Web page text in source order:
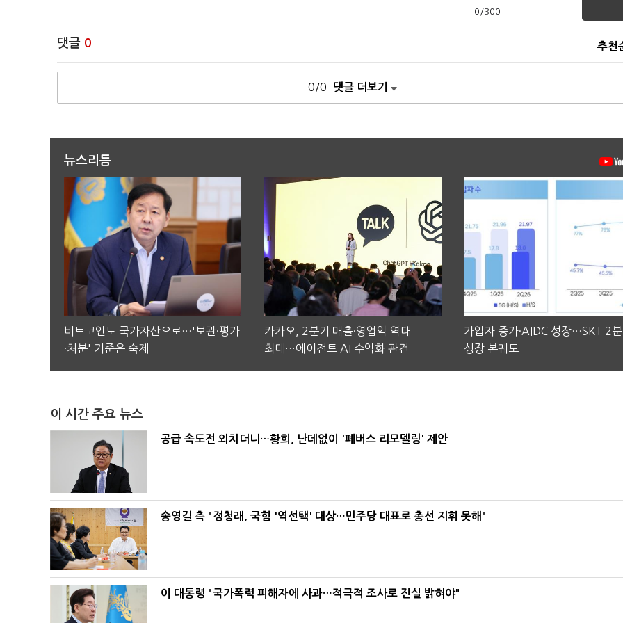
0 /300
댓글 0 추천
0/0 댓글 더보기
뉴스리듬
비트코인도 국가자산으로…'보관·평가
·처분' 기준은 숙제
카카오, 2분기 매출·영업익 역대
최대…에이전트 AI 수익화 관건
가입자 증가·AIDC 성장…SKT 2
성장 본궤도
이 시간 주요 뉴스
공급 속도전 외치더니…황희, 난데없이 '폐버스 리모델링' 제안
송영길 측 "정청래, 국힘 '역선택' 대상…민주당 대표로 총선 지휘 못해"
이 대통령 "국가폭력 피해자에 사과…적극적 조사로 진실 밝혀야"